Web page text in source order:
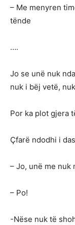
– Me menyren
tënde
….
Jo se unë nuk
nuk i bëj vetë,
Por ka plot gjera
Çfarë ndodhi i
– Jo, unë me nuk
– Po!
-Nëse nuk të